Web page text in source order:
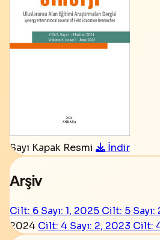
Sayı Kapak Resmi İndir
Arşiv
Cilt: 6 Sayı: 1, 2025 Cilt: 5
2024 Cilt: 4 Sayı: 2, 2023 Cilt: